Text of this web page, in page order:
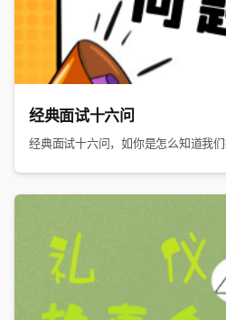
经典面试十六问
经典面试十六问，如你是怎么知道我